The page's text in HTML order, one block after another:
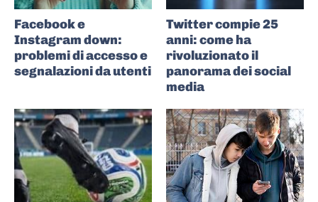
Facebook e
Instagram down:
problemi di accesso e
segnalazioni da utenti
Twitter compie 25
anni: come ha
rivoluzionato il
panorama dei social
media